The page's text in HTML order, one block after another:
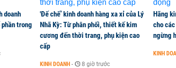
Tự tin hoàn thành kế hoạch lợi nhuận năm, có
lợi
tay xả gần 2.200 tỷ đồng sau ba phiên, bán
doanh
trong
'Đế chế’ kinh doanh hàng xa xỉ của Lý
Nhã Kỳ: Từ phân phối, thiết kế kim
cương đến thời trang, phụ kiện cao
cấp
KINH DOANH - 8 giờ trước
Hãng
cho
ngừng
KINH